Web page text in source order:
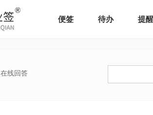
便签 待办 提醒
在线回答